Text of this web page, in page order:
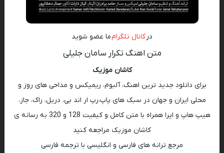
در کانال تلگرامما عضو شوید
متن اهنگ تکرار سامان جلیلی
کاشان موزیک
برای دانلود جدید ترین اهنگ، آلبوم، ریمیکس و مداحی های روز و
محلی ایران و جهان در سبک های پاپ،رپ ار اند بی، دریل، راک، جاز،
هیپ هاپ و اپرا همراه با متن کامل و کیفیت 128 و 320 به رسانه ی
کاشان موزیک مراجعه کنید
مرجع ترانه های فارسی و انگلیسی با ترجمه فارسی